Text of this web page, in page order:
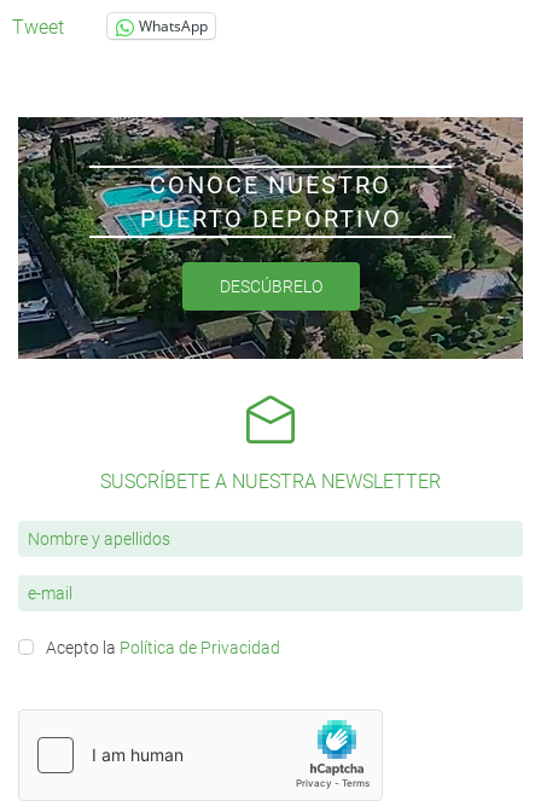
Tweet WhatsApp
CONOCE NUESTRO
PUERTO DEPORTIVO
DESCÚBRELO
SUSCRÍBETE A NUESTRA NEWSLETTER
Acepto la Política de Privacidad